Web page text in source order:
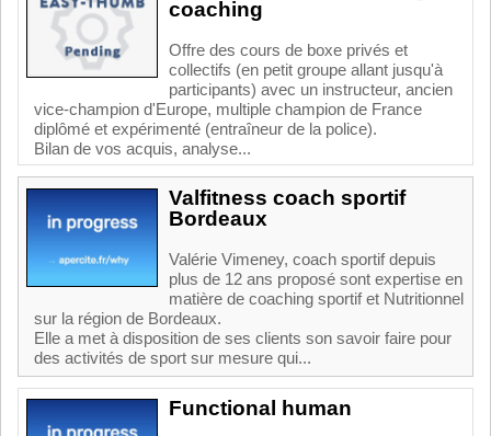
coaching
Offre des cours de boxe privés et
collectifs (en petit groupe allant jusqu'à
participants) avec un instructeur, ancien
vice-champion d'Europe, multiple champion de France
diplômé et expérimenté (entraîneur de la police).
Bilan de vos acquis, analyse...
Valfitness coach sportif
Bordeaux
Valérie Vimeney, coach sportif depuis
plus de 12 ans proposé sont expertise en
matière de coaching sportif et Nutritionnel
sur la région de Bordeaux.
Elle a met à disposition de ses clients son savoir faire pour
des activités de sport sur mesure qui...
Functional human